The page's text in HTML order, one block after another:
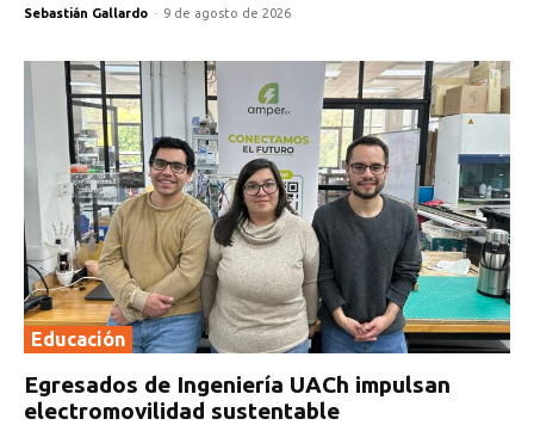
Sebastián Gallardo - 9 de agosto de 2026
Educación
Egresados de Ingeniería UACh impulsan
electromovilidad sustentable